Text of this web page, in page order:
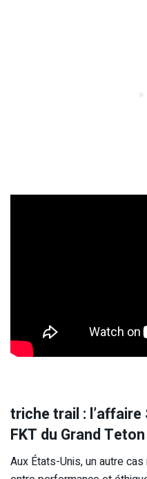
triche trail :
FKT du Grand Teton
Aux États-Unis, un autre